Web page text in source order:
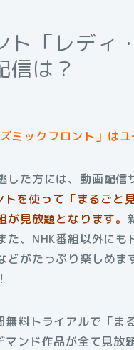
ト「レディ
信は？
ミックフロント」は
した方には、動画配
トを使って「まるごと
見放題となります。
た、NHK番組以外に
どがたっぷり楽しめ
料トライアルで「ま
マンド作品が全て見放